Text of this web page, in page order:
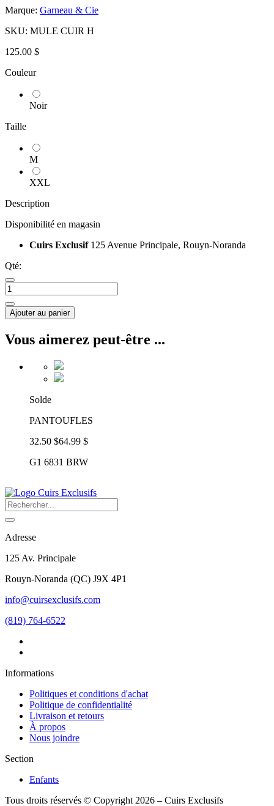
Marque: Garneau & Cie
SKU: MULE CUIR H
125.00 $
Couleur
Noir
Taille
M
XXL
Description
Disponibilité en magasin
Cuirs Exclusif 125 Avenue Principale, Rouyn-Noranda
Qté:
Ajouter au panier
Vous aimerez peut-être ...
Solde
PANTOUFLES
32.50 $64.99 $
G1 6831 BRW
Adresse
125 Av. Principale
Rouyn-Noranda (QC) J9X 4P1
info@cuirsexclusifs.com
(819) 764-6522
Informations
Politiques et conditions d'achat
Politique de confidentialité
Livraison et retours
À propos
Nous joindre
Section
Enfants
Tous droits réservés © Copyright 2026 – Cuirs Exclusifs